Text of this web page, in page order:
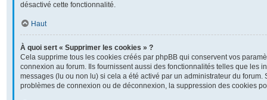
désactivé cette fonctionnalité.
Haut
À quoi sert « Supprimer les cookies » ?
Cela supprime tous les cookies créés par phpBB qui conservent vos
connexion au forum. Ils fournissent aussi des fonctionnalités telles que les
messages (lu ou non lu) si cela a été activé par un administrateur du forum.
problèmes de connexion ou de déconnexion, la suppression des cookies